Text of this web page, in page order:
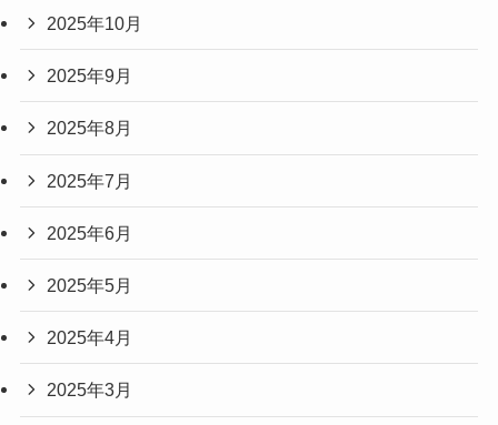
2025年10月
2025年9月
2025年8月
2025年7月
2025年6月
2025年5月
2025年4月
2025年3月